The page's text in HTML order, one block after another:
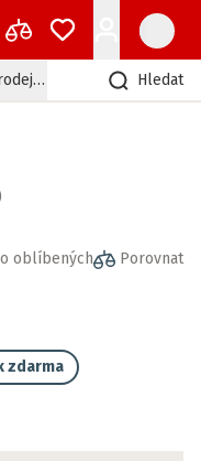
Hledat
oblíbených Porovnat
zdarma